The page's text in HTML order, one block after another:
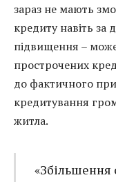
зараз не мають
кредиту навіть за
підвищення –
прострочених
до фактичного
кредитування
житла.
«Збільшення